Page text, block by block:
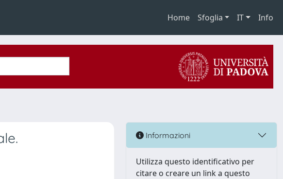
Home Sfoglia IT Info
Informazioni
Utilizza questo identificativo per
citare o creare un link a questo